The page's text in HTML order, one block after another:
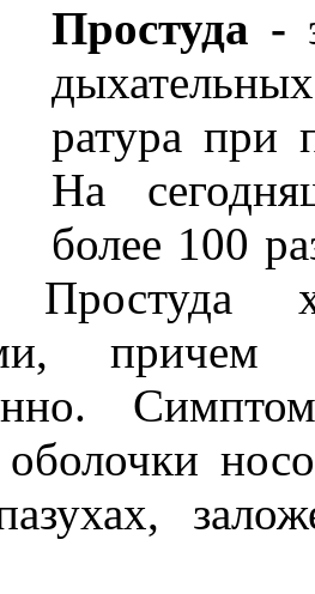
Простуда -
ратура при
На
более 100
Простуда
оболочки